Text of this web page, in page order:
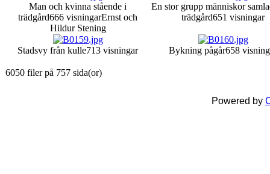
Man och kvinna stående i
trädgård666 visningarErnst och
Hildur Stening
En stor grupp människor
trädgård651 visningar
Stadsvy från kulle713 visningar Bykning pågår658
6050 filer på 757 sida(or)
Powered by